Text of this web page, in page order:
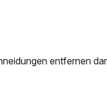
entfernen